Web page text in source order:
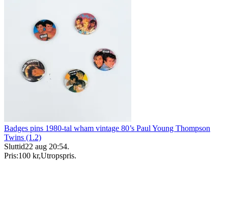
Badges pins 1980-tal wham vintage 80’s Paul Young Thompson
Twins (1.2)
Sluttid22 aug 20:54.
Pris:100 kr,Utropspris.